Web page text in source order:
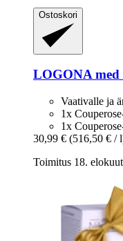
Ostoskori
LOGONAmed
Vaativalle ja
1x
1x
30,99 € (516,50 € /
Toimitus 18.